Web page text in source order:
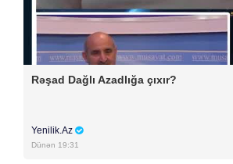
Rəşad Dağlı Azadlığa çıxır?
Yenilik.Az
Dünən 19:31